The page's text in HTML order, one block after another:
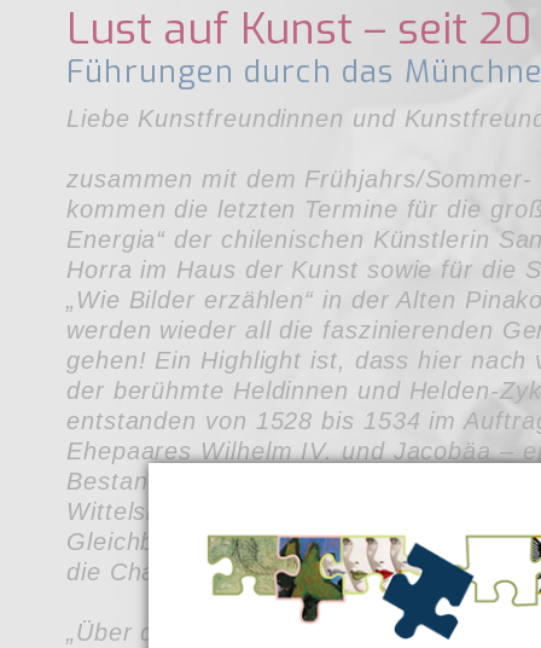
Lust auf Kunst – seit
Führungen durch das
Liebe Kunstfreundinnen und
zusammen mit dem Frühjahrs/
kommen die letzten Termine für die
Energia“ der chilenischen Künstlerin
Horra im Haus der Kunst sowie für die
„Wie Bilder erzählen“ in der Alten
werden wieder all die faszinierenden
gehen! Ein Highlight ist, dass hier nach
der berühmte Heldinnen und Helden-
entstanden von 1528 bis 1534 im
Ehepaares Wilhelm IV. und Jacobäa –
Bestandteil der bald 500 Jahre alten
Wittelsbacher und steht für den
Gleichberechtigung im Zeitalter der
die Chance!!
„Über die Welt hinaus“ führt uns die